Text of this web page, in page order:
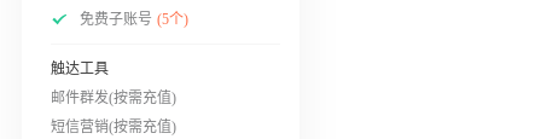
免费子账号 (5个)
触达工具
邮件群发(按需充值)
短信营销(按需充值)